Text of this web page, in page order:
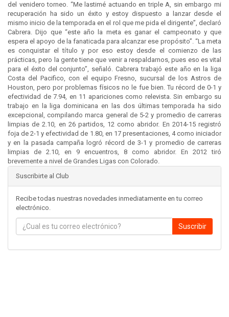
del venidero torneo. “Me lastimé actuando en triple A, sin embargo mi
recuperación ha sido un éxito y estoy dispuesto a lanzar desde el
mismo inicio de la temporada en el rol que me pida el dirigente”, declaró
Cabrera. Dijo que “este año la meta es ganar el campeonato y que
espera el apoyo de la fanaticada para alcanzar ese propósito”. “La meta
es conquistar el título y por eso estoy desde el comienzo de las
prácticas, pero la gente tiene que venir a respaldarnos, pues eso es vital
para el éxito del conjunto”, señaló. Cabrera trabajó este año en la liga
Costa del Pacifico, con el equipo Fresno, sucursal de los Astros de
Houston, pero por problemas físicos no le fue bien. Tu récord de 0-1 y
efectividad de 7.94, en 11 apariciones como relevista. Sin embargo su
trabajo en la liga dominicana en las dos últimas temporada ha sido
excepcional, compilando marca general de 5-2 y promedio de carreras
limpias de 2.10, en 26 partidos, 12 como abridor. En 2014-15 registró
foja de 2-1 y efectividad de 1.80, en 17 presentaciones, 4 como iniciador
y en la pasada campaña logró récord de 3-1 y promedio de carreras
limpias de 2.10, en 9 encuentros, 8 como abridor. En 2012 tiró
brevemente a nivel de Grandes Ligas con Colorado.
Suscribirte al Club
Recibe todas nuestras novedades inmediatamente en tu correo
electrónico.
Suscribir